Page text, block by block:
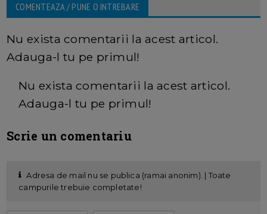
COMENTEAZA / PUNE O INTREBARE
Nu exista comentarii la acest articol.
Adauga-l tu pe primul!
Nu exista comentarii la acest articol.
Adauga-l tu pe primul!
Scrie un comentariu
Adresa de mail nu se publica (ramai anonim). | Toate
campurile trebuie completate!